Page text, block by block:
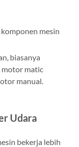
mesin
biasanya
matic
manual.
Udara
bekerja lebih